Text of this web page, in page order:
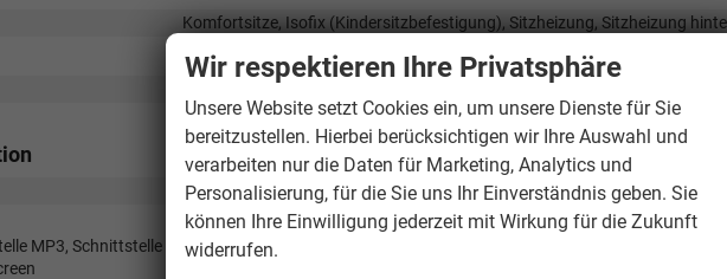
Komfortsitze, Isofix (Kindersitzbefestigung), Sitzheizung, Sitzheizung
Fahrer und
Höhenverstellbarer Fahrer- und
MP3, Schnittstelle USB, Digitalradio DAB, Farbdisplay, Android Auto, Apple CarPlay,
Wir respektieren Ihre Privatsphäre
Unsere Website setzt Cookies ein, um unsere Dienste für Sie
bereitzustellen. Hierbei berücksichtigen wir Ihre Auswahl und
verarbeiten nur die Daten für Marketing, Analytics und
Personalisierung, für die Sie uns Ihr Einverständnis geben. Sie
können Ihre Einwilligung jederzeit mit Wirkung für die Zukunft
widerrufen.